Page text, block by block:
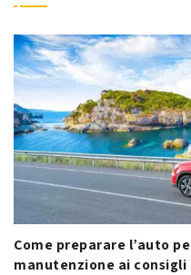
Come preparare l’auto
manutenzione ai